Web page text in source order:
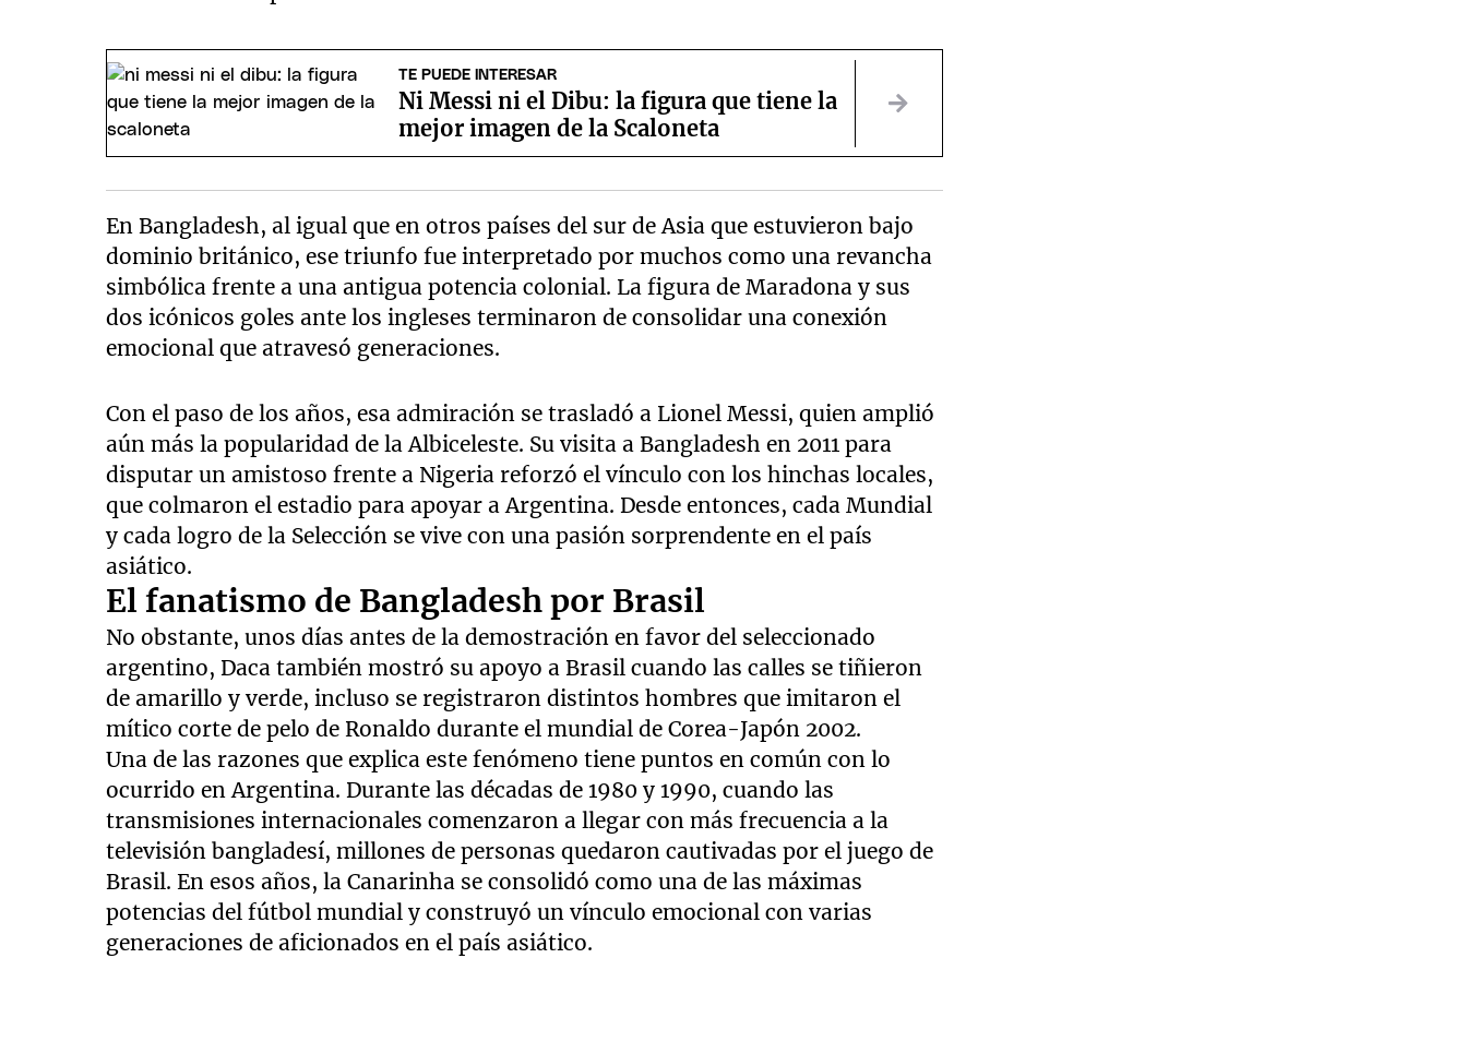
TE PUEDE INTERESAR
Ni Messi ni el Dibu: la figura que tiene la
mejor imagen de la Scaloneta
En Bangladesh, al igual que en otros países del sur de Asia que estuvieron bajo
dominio británico, ese triunfo fue interpretado por muchos como una revancha
simbólica frente a una antigua potencia colonial. La figura de Maradona y sus
dos icónicos goles ante los ingleses terminaron de consolidar una conexión
emocional que atravesó generaciones.
Con el paso de los años, esa admiración se trasladó a Lionel Messi, quien amplió
aún más la popularidad de la Albiceleste. Su visita a Bangladesh en 2011 para
disputar un amistoso frente a Nigeria reforzó el vínculo con los hinchas locales,
que colmaron el estadio para apoyar a Argentina. Desde entonces, cada Mundial
y cada logro de la Selección se vive con una pasión sorprendente en el país
asiático.
El fanatismo de Bangladesh por Brasil
No obstante, unos días antes de la demostración en favor del seleccionado
argentino, Daca también mostró su apoyo a Brasil cuando las calles se tiñieron
de amarillo y verde, incluso se registraron distintos hombres que imitaron el
mítico corte de pelo de Ronaldo durante el mundial de Corea-Japón 2002.
Una de las razones que explica este fenómeno tiene puntos en común con lo
ocurrido en Argentina. Durante las décadas de 1980 y 1990, cuando las
transmisiones internacionales comenzaron a llegar con más frecuencia a la
televisión bangladesí, millones de personas quedaron cautivadas por el juego de
Brasil. En esos años, la Canarinha se consolidó como una de las máximas
potencias del fútbol mundial y construyó un vínculo emocional con varias
generaciones de aficionados en el país asiático.